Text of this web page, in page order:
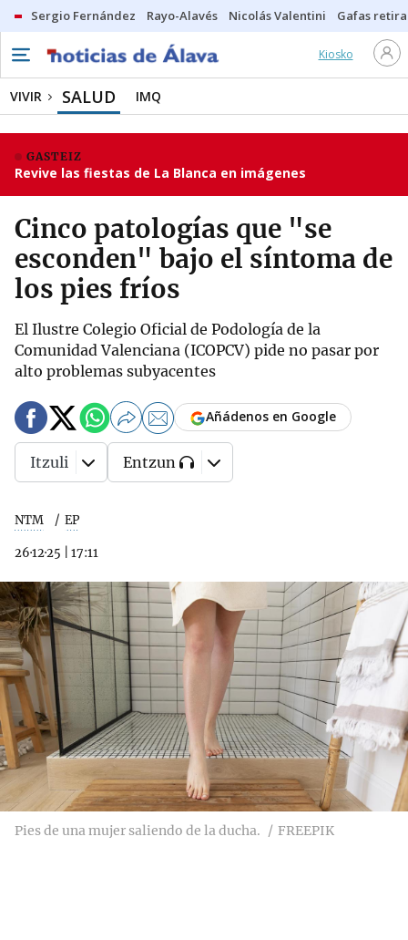
Sergio Fernández Rayo-Alavés Nicolás Valentini Gafas
Kiosko
VIVIR SALUD IMQ
GASTEIZ
Revive las fiestas de La Blanca en imágenes
Cinco patologías que "se
esconden" bajo el síntoma de
los pies fríos
El Ilustre Colegio Oficial de Podología de la
Comunidad Valenciana (ICOPCV) pide no pasar por
alto problemas subyacentes
NTM EP
26·12·25 17:11
Añádenos en Google
Itzuli Entzun
Pies de una mujer saliendo de la ducha. FREEPIK